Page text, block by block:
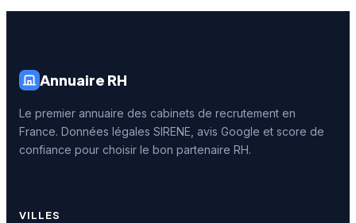
Annuaire RH
Le premier annuaire des cabinets de recrutement en
France. Données légales SIRENE, avis Google et score de
confiance pour choisir le bon partenaire RH.
VILLES